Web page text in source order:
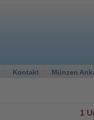
Kontakt Münzen
1